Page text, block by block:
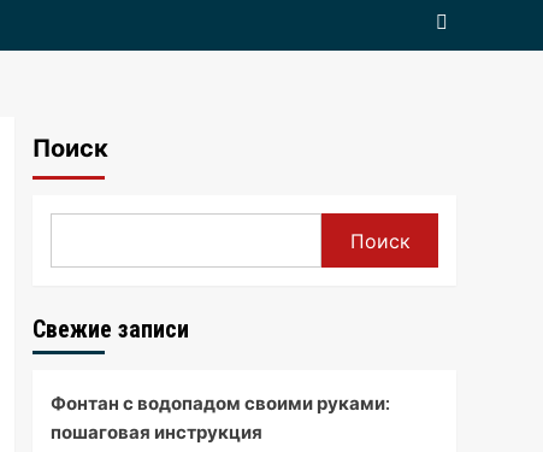
Поиск
Поиск
Свежие записи
Фонтан с водопадом своими руками:
пошаговая инструкция